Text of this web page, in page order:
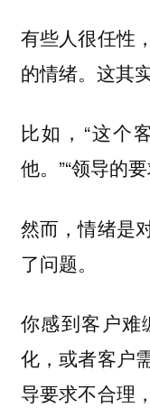
有些人很任性
的情绪。这其
比如，“这个
他。”“领导的
然而，情绪是
了问题。
你感到客户难
化，或者客户
导要求不合理